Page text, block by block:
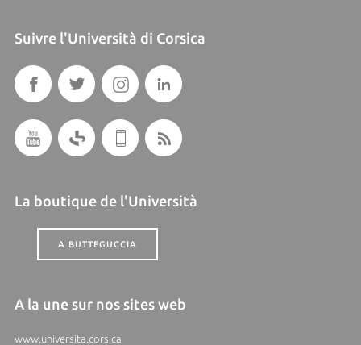
Suivre l'Università di Corsica
La boutique de l'Università
A BUTTEGUCCIA
A la une sur nos sites web
www.universita.corsica